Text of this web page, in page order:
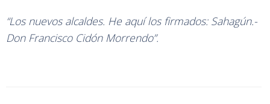
“Los nuevos alcaldes. He aquí los firmados: Sahagún.-
Don Francisco Cidón Morrendo”.